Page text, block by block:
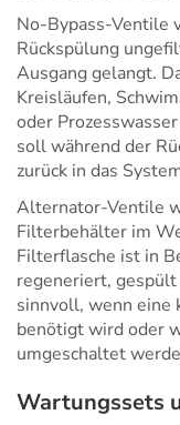
No-Bypass-Ventile
Rückspülung
Ausgang gelangt.
Kreisläufen,
oder
soll während der
zurück in das
Alternator-Ventile
Filterbehälter im
Filterflasche ist in
regeneriert,
sinnvoll, wenn eine
benötigt wird oder
umgeschaltet
Wartungssets